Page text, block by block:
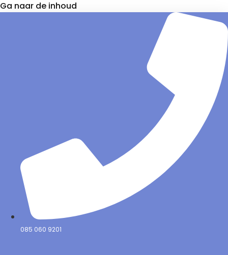
Ga naar de inhoud
085 060 9201